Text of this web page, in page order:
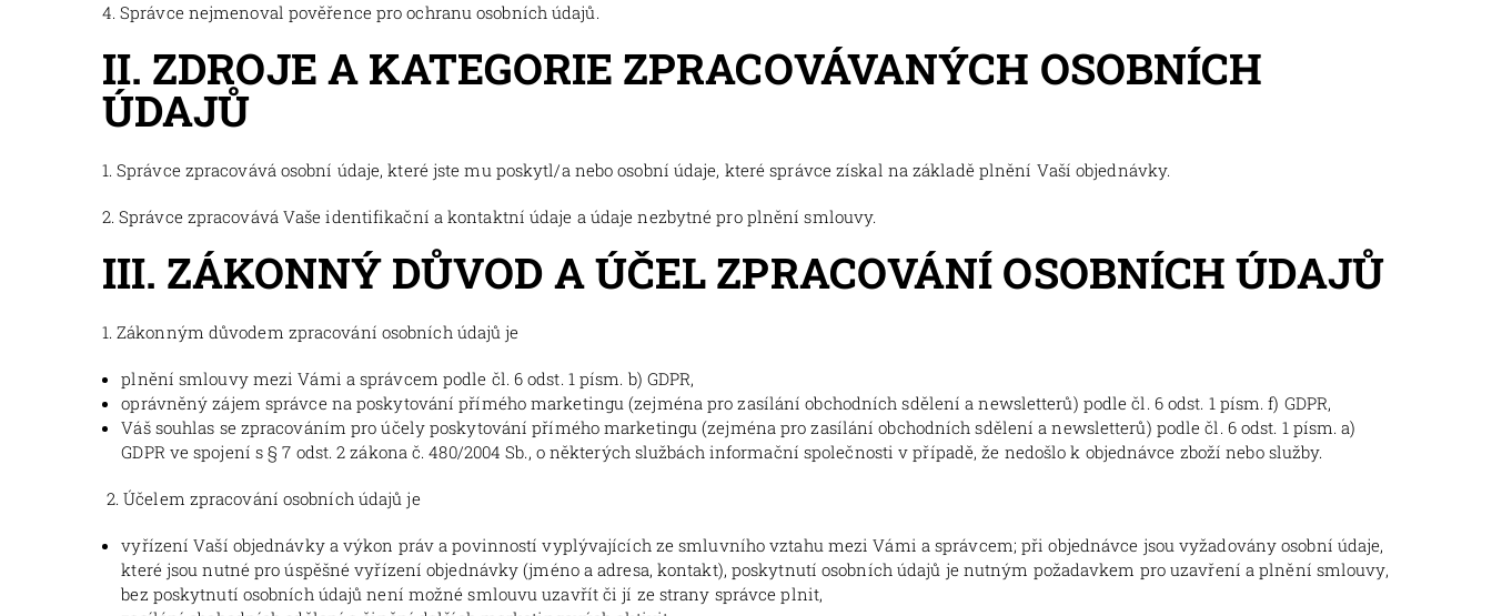
4. Správce nejmenoval pověřence pro ochranu osobních údajů.
II. ZDROJE A KATEGORIE ZPRACOVÁVANÝCH OSOBNÍCH
ÚDAJŮ
1. Správce zpracovává osobní údaje, které jste mu poskytl/a nebo osobní údaje, které správce získal na základě plnění Vaší objednávky.
2. Správce zpracovává Vaše identifikační a kontaktní údaje a údaje nezbytné pro plnění smlouvy.
III. ZÁKONNÝ DŮVOD A ÚČEL ZPRACOVÁNÍ OSOBNÍCH ÚDAJŮ
1. Zákonným důvodem zpracování osobních údajů je
plnění smlouvy mezi Vámi a správcem podle čl. 6 odst. 1 písm. b) GDPR,
oprávněný zájem správce na poskytování přímého marketingu (zejména pro zasílání obchodních sdělení a newsletterů) podle čl. 6 odst. 1 písm. f) GDPR,
Váš souhlas se zpracováním pro účely poskytování přímého marketingu (zejména pro zasílání obchodních sdělení a newsletterů) podle čl. 6 odst. 1 písm. a)
GDPR ve spojení s § 7 odst. 2 zákona č. 480/2004 Sb., o některých službách informační společnosti v případě, že nedošlo k objednávce zboží nebo služby.
2. Účelem zpracování osobních údajů je
vyřízení Vaší objednávky a výkon práv a povinností vyplývajících ze smluvního vztahu mezi Vámi a správcem; při objednávce jsou vyžadovány osobní údaje,
které jsou nutné pro úspěšné vyřízení objednávky (jméno a adresa, kontakt), poskytnutí osobních údajů je nutným požadavkem pro uzavření a plnění smlouvy,
bez poskytnutí osobních údajů není možné smlouvu uzavřít či jí ze strany správce plnit,